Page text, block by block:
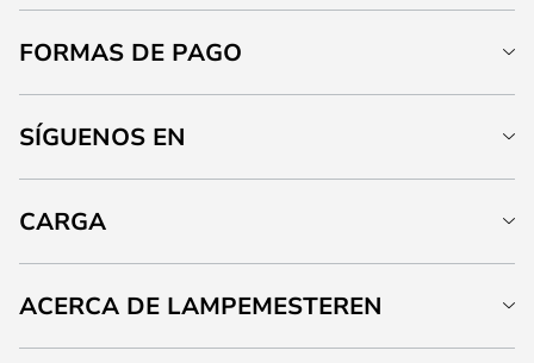
FORMAS DE PAGO
SÍGUENOS EN
CARGA
ACERCA DE LAMPEMESTEREN